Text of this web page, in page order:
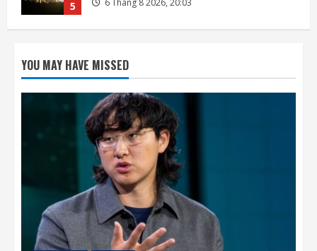
1 7 Tháng 8 2026, 08:18
2
Nhật Bản sau 5 tuần trì hoãn
7 Tháng 8 2026, 08:07
OpenAI sắp bỏ giới hạn nhắn tin đối với
người dùng ChatGPT miễn phí
7 Tháng 8 2026, 07:55
4
SpaceX muốn thu hồi Starship bằng tháp
đỡ trong Flight 14 cuối tháng 8
7 Tháng 8 2026, 05:37
YOU MAY HAVE MISSED